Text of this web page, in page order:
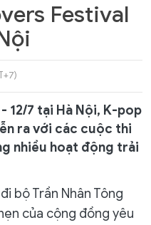
Festival
12/7 tại Hà Nội, K-pop
ra với các cuộc thi
nhiều hoạt động trải
bộ Trần Nhân Tông
của cộng đồng yêu